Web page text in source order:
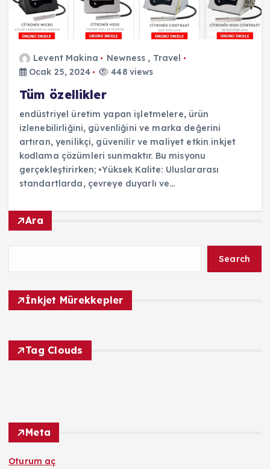
Levent Makina Newness , Travel
Ocak 25, 2024
448 views
Tüm özellikler
endüstriyel üretim yapan işletmelere, ürün
izlenebilirliğini, güvenliğini ve marka değerini
artıran, yenilikçi, güvenilir ve maliyet etkin inkjet
kodlama çözümleri sunmaktır. Bu misyonu
gerçekleştirirken; •Yüksek Kalite: Uluslararası
standartlarda, çevreye duyarlı ve…
Ara
Search
İnkjet Mürekkepler
Tag Clouds
Meta
Oturum aç